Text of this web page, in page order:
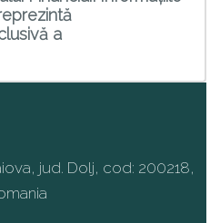
a
jud. Dolj, cod: 200218,